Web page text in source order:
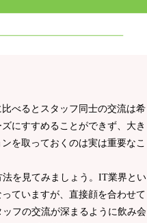
べるとスタッフ同士の交流は希
にすすめることができず、大き
を取っておくのは実は重要なこ
を見てみましょう。IT業界とい
ていますが、直接顔を合わせて
フの交流が深まるように飲み会